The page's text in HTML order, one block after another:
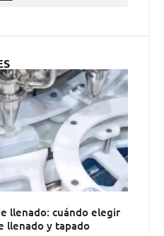
llenado: cuándo elegir
llenado y tapado